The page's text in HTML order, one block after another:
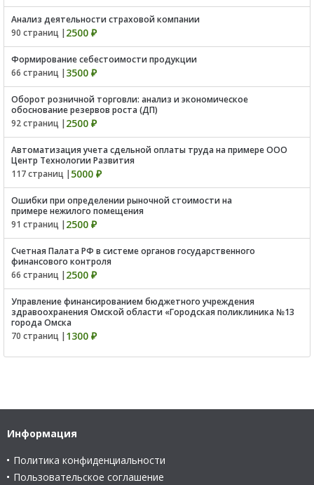
Анализ деятельности страховой компании
90 страниц | 2500 ₽
Формирование себестоимости продукции
66 страниц | 3500 ₽
Оборот розничной торговли: анализ и экономическое
обоснование резервов роста (ДП)
92 страниц | 2500 ₽
Автоматизация учета сдельной оплаты труда на примере ООО
Центр Технологии Развития
117 страниц | 5000 ₽
Ошибки при определении рыночной стоимости на
примере нежилого помещения
91 страниц | 2500 ₽
Счетная Палата РФ в системе органов государственного
финансового контроля
66 страниц | 2500 ₽
Управление финансированием бюджетного учреждения
здравоохранения Омской области «Городская поликлиника №13
города Омска
70 страниц | 1300 ₽
Информация
Политика конфиденциальности
Пользовательское соглашение